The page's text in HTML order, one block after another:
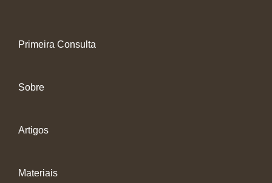
Primeira Consulta
Sobre
Artigos
Materiais